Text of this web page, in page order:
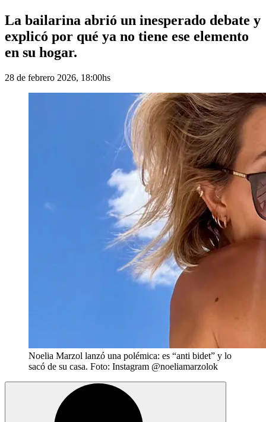
La bailarina abrió un inesperado debate y
explicó por qué ya no tiene ese elemento
en su hogar.
28 de febrero 2026, 18:00hs
Noelia Marzol lanzó una polémica: es “anti bidet” y lo
sacó de su casa. Foto: Instagram @noeliamarzolok